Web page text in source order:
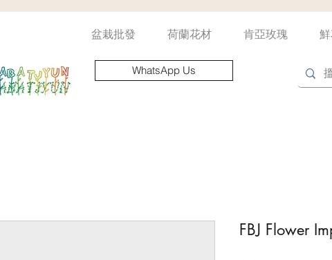
盆栽批發 荷蘭花材 肯亞玫瑰
WhatsApp Us
FBJ Flower